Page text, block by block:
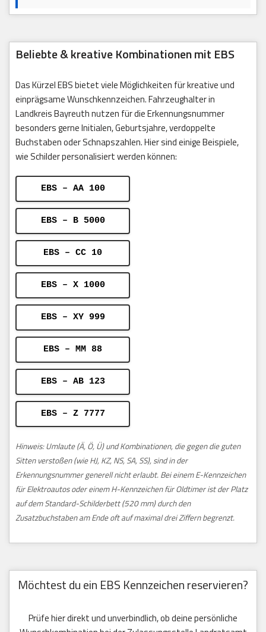
Beliebte & kreative Kombinationen mit EBS
Das Kürzel EBS bietet viele Möglichkeiten für kreative und
einprägsame Wunschkennzeichen. Fahrzeughalter in
Landkreis Bayreuth nutzen für die Erkennungsnummer
besonders gerne Initialen, Geburtsjahre, verdoppelte
Buchstaben oder Schnapszahlen. Hier sind einige Beispiele,
wie Schilder personalisiert werden können:
EBS – AA 100
EBS – B 5000
EBS – CC 10
EBS – X 1000
EBS – XY 999
EBS – MM 88
EBS – AB 123
EBS – Z 7777
Hinweis: Umlaute (Ä, Ö, Ü) und Kombinationen, die gegen die guten
Sitten verstoßen (wie HJ, KZ, NS, SA, SS), sind in der
Erkennungsnummer generell nicht erlaubt. Bei einem E-Kennzeichen
für Elektroautos oder einem H-Kennzeichen für Oldtimer ist der Platz
auf dem Standard-Schilderbett (520 mm) durch den
Zusatzbuchstaben am Ende oft auf maximal drei Ziffern begrenzt.
Möchtest du ein EBS Kennzeichen reservieren?
Prüfe hier direkt und unverbindlich, ob deine persönliche